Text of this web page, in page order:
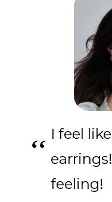
I feel
feeling!